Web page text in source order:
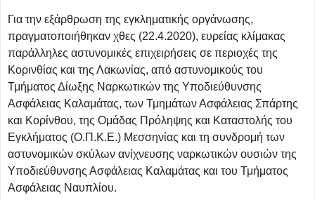
Για την εξάρθρωση της εγκληματικής οργάνωσης,
πραγματοποιήθηκαν χθες (22.4.2020), ευρείας κλίμακας
παράλληλες αστυνομικές επιχειρήσεις σε περιοχές της
Κορινθίας και της Λακωνίας, από αστυνομικούς του
Τμήματος Δίωξης Ναρκωτικών της Υποδιεύθυνσης
Ασφάλειας Καλαμάτας, των Τμημάτων Ασφάλειας Σπάρτης
και Κορίνθου, της Ομάδας Πρόληψης και Καταστολής του
Εγκλήματος (Ο.Π.Κ.Ε.) Μεσσηνίας και τη συνδρομή των
αστυνομικών σκύλων ανίχνευσης ναρκωτικών ουσιών της
Υποδιεύθυνσης Ασφάλειας Καλαμάτας και του Τμήματος
Ασφάλειας Ναυπλίου.